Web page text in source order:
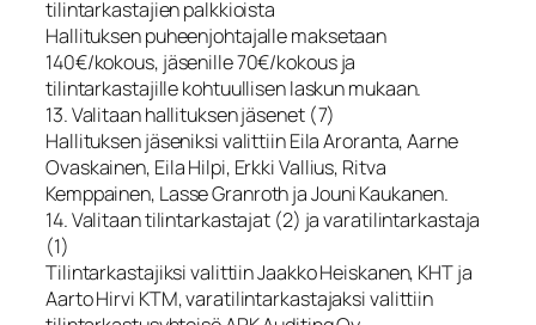
tilintarkastajien palkkioista
Hallituksen puheenjohtajalle maksetaan
140€/kokous, jäsenille 70€/kokous ja
tilintarkastajille kohtuullisen laskun mukaan.
13. Valitaan hallituksen jäsenet (7)
Hallituksen jäseniksi valittiin Eila Aroranta, Aarne
Ovaskainen, Eila Hilpi, Erkki Vallius, Ritva
Kemppainen, Lasse Granroth ja Jouni Kaukanen.
14. Valitaan tilintarkastajat (2) ja varatilintarkastaja
(1)
Tilintarkastajiksi valittiin Jaakko Heiskanen, KHT ja
Aarto Hirvi KTM, varatilintarkastajaksi valittiin